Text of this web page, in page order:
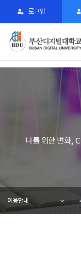
로그인
나를 위한 변화,
이용안내